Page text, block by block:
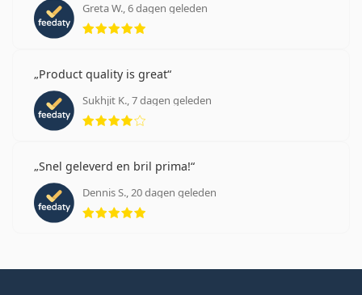
Greta W., 6 dagen geleden
Beoordeling 5 van 5
Product quality is great
Sukhjit K., 7 dagen geleden
Beoordeling 4 van 5
Snel geleverd en bril prima!
Dennis S., 20 dagen geleden
Beoordeling 5 van 5